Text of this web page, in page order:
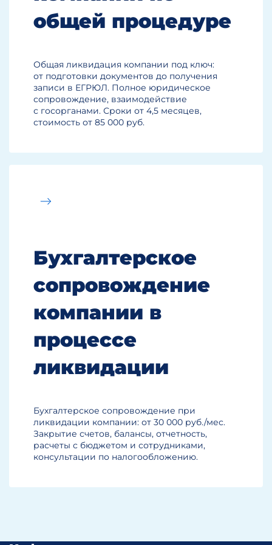
существование.
общей процедуре
Общая ликвидация компании под ключ:
от подготовки документов до получения
записи в ЕГРЮЛ. Полное юридическое
сопровождение, взаимодействие
с госорганами. Сроки от 4,5 месяцев,
стоимость от 85 000 руб.
Бухгалтерское
сопровождение
компании в
процессе
ликвидации
Бухгалтерское сопровождение при
ликвидации компании: от 30 000 руб./мес.
Закрытие счетов, балансы, отчетность,
расчеты с бюджетом и сотрудниками,
консультации по налогообложению.